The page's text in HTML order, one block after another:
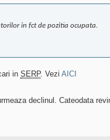
in fct de pozitia ocupata.
in SERP. Vezi AICI
declinul. Cateodata